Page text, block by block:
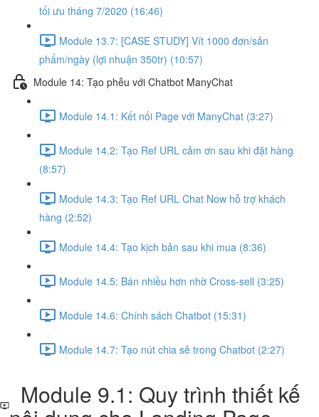
tối ưu tháng 7/2020 (16:46)
Module 13.7: [CASE STUDY] Vít 1000 đơn/sản
phẩm/ngày (lợi nhuận 350tr) (10:57)
Module 14: Tạo phễu với Chatbot ManyChat
Module 14.1: Kết nối Page với ManyChat (3:27)
Module 14.2: Tạo Ref URL cảm ơn sau khi đặt hàng
(8:57)
Module 14.3: Tạo Ref URL Chat Now hỗ trợ khách
hàng (2:52)
Module 14.4: Tạo kịch bản sau khi mua (8:36)
Module 14.5: Bán nhiều hơn nhờ Cross-sell (3:25)
Module 14.6: Chính sách Chatbot (15:31)
Module 14.7: Tạo nút chia sẻ trong Chatbot (2:27)
Module 9.1: Quy trình thiết kế